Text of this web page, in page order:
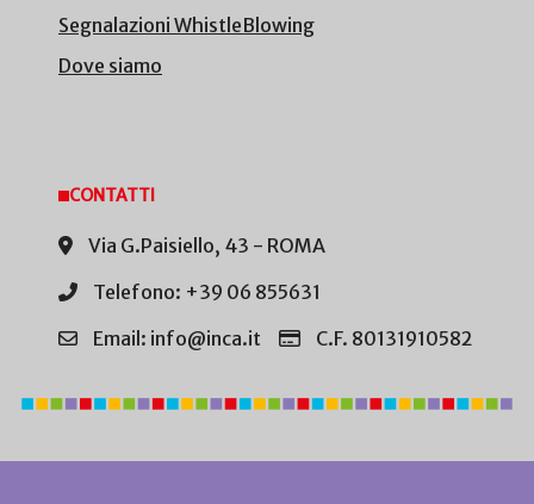
Segnalazioni WhistleBlowing
Dove siamo
CONTATTI
Via G.Paisiello, 43 - ROMA
Telefono: +39 06 855631
Email: info@inca.it
C.F. 80131910582